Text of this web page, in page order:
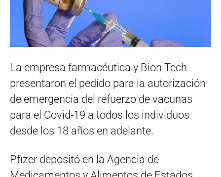
La empresa farmacéutica y Bion Tech
presentaron el pedido para la autorización
de emergencia del refuerzo de vacunas
para el Covid-19 a todos los individuos
desde los 18 años en adelante.
Pfizer depositó en la Agencia de